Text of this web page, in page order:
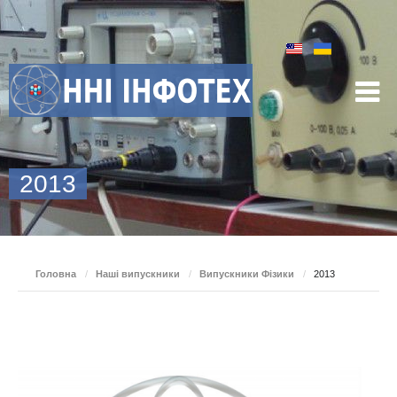
2013
Головна / Наші випускники / Випускники Фізики / 2013